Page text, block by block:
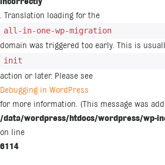
. Translation loading for the
all-in-one-wp-migration
domain was triggered too early. This is
init
action or later. Please see
Debugging in WordPress
for more information. (This message was
/data/wordpress/htdocs/wordpress/wp-
on line
6114